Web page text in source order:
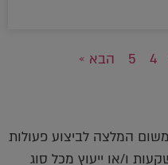
4
5 הבא »
המלצה לביצוע פעולות
ו/או ייעוץ מכל סוג